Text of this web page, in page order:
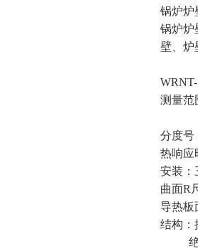
锅炉炉
锅炉炉
壁、炉
测量范
分度号
热响
安装：
曲面R
导热板
结构：
绝缘